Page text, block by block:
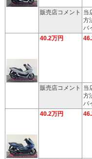
販売店コメント
当
方
バ
40.2万円
販売店コメント
当
方
バ
40.2万円